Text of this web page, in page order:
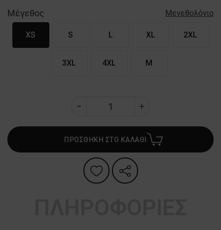
Μέγεθος Μεγεθολόγιο
XS S L XL 2XL
3XL 4XL M
ΠΡΟΣΘΗΚΗ ΣΤΟ ΚΑΛΑΘΙ